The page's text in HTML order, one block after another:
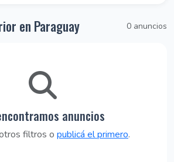
en Paraguay 0 anuncios
anuncios
filtros o publicá el primero.